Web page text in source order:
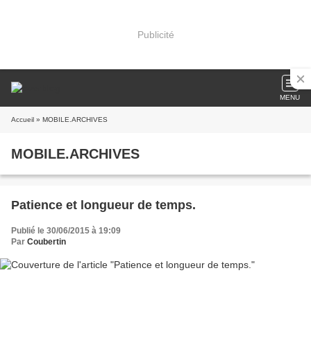
Publicité
MENU
Accueil » MOBILE.ARCHIVES
MOBILE.ARCHIVES
Patience et longueur de temps.
Publié le 30/06/2015 à 19:09
Par Coubertin